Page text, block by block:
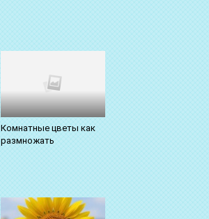
Комнатные цветы как
размножать